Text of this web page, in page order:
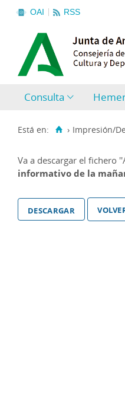
OAI RSS
Consulta
Está en: › Impresión/
Va a descargar el fichero
informativo de la